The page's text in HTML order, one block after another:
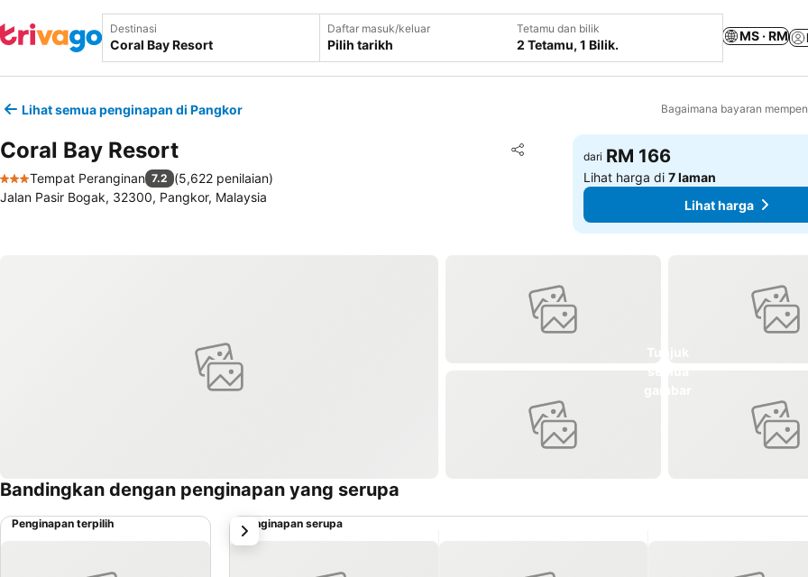
Destinasi Daftar masuk/keluar
Pilih tarikh
Tetamu dan bilik
2 Tetamu, 1 Bilik.
MS · RM
Lihat semua penginapan di Pangkor Bagaimana bayaran
Coral Bay Resort Kongsi
Tambah ke favorit
3 Bintang
Tempat Peranginan 7.2 (5,622 penilaian)
Jalan Pasir Bogak, 32300, Pangkor, Malaysia
dari RM 166
Lihat harga di7 laman
Lihat harga
Bandingkan dengan penginapan yang serupa
Penginapan terpilih Penginapan serupa
next